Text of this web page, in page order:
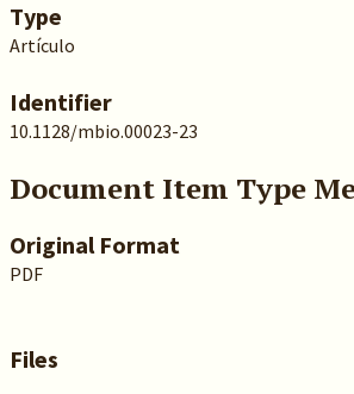
Type
Artículo
Identifier
10.1128/mbio.00023-23
Document Item Type
Original Format
PDF
Files